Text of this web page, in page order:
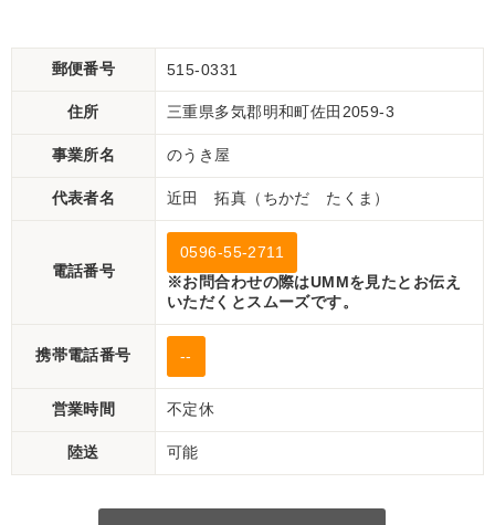
郵便番号 515-0331
住所 三重県多気郡明和町佐田2059-3
事業所名 のうき屋
代表者名 近田 拓真（ちかだ たくま）
電話番号
0596-55-2711
※お問合わせの際はUMMを見たとお伝え
いただくとスムーズです。
携帯電話番号 --
営業時間 不定休
陸送 可能